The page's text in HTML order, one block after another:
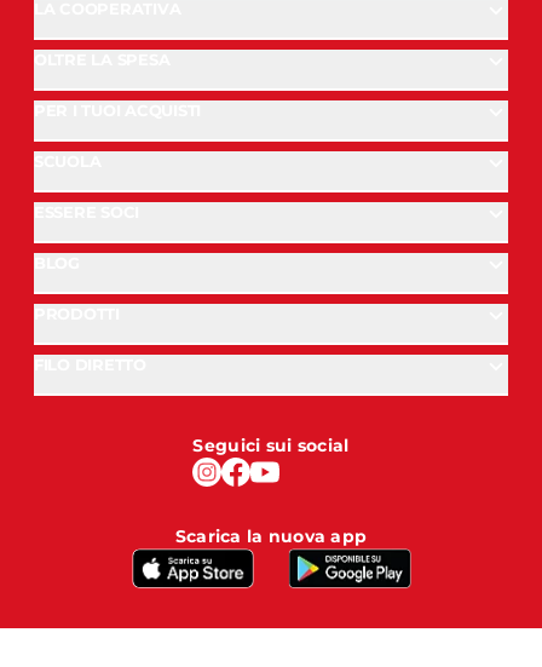
Seguici sui social
Scarica la nuova app